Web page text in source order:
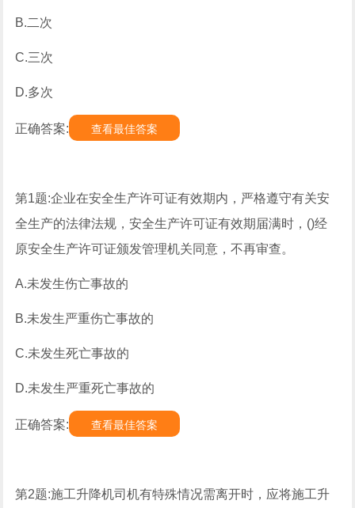
B.二次
C.三次
D.多次
正确答案: 查看最佳答案
第1题:企业在安全生产许可证有效期内，严格遵守有关安
全生产的法律法规，安全生产许可证有效期届满时，()经
原安全生产许可证颁发管理机关同意，不再审查。
A.未发生伤亡事故的
B.未发生严重伤亡事故的
C.未发生死亡事故的
D.未发生严重死亡事故的
正确答案: 查看最佳答案
第2题:施工升降机司机有特殊情况需离开时，应将施工升